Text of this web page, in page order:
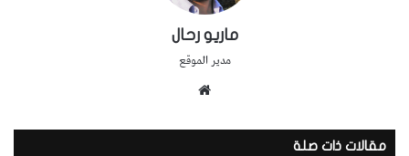
ماريو رحال
مدير الموقع
مقالات ذات صلة